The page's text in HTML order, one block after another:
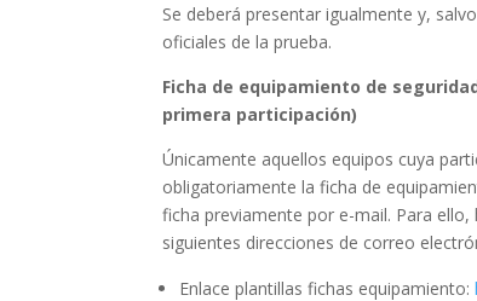
Se deberá presentar igualmente y,
oficiales de la prueba.
Ficha de equipamiento de
primera participación)
Únicamente aquellos equipos cuya
obligatoriamente la ficha de
ficha previamente por e-mail. Para
siguientes direcciones de correo
Enlace plantillas fichas equipamiento: